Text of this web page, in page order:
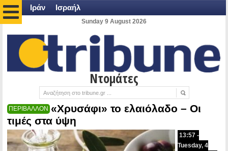
Ιράν Ισραήλ
Sunday 9 August 2026
Ντομάτες
ΠΕΡΙΒΑΛΛΟΝ «Χρυσάφι» το ελαιόλαδο – Οι
τιμές στα ύψη
13:57 -
Tuesday, 4